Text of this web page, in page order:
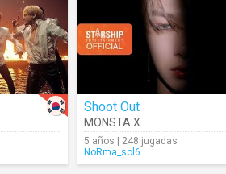
Shoot Out
MONSTA X
5 años | 248 jugadas
NoRma_sol6